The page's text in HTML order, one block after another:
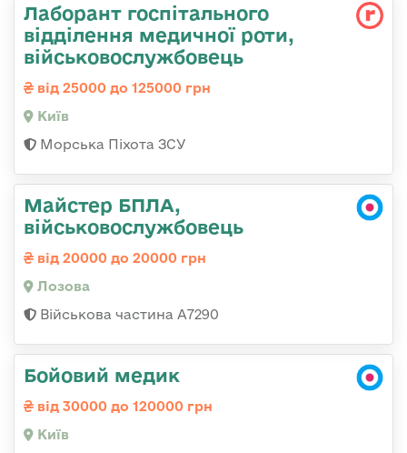
Лаборант госпітального
відділення медичної роти,
військовослужбовець
від 25000 до 125000 грн
Київ
Морська Піхота ЗСУ
Майстер БПЛА,
військовослужбовець
від 20000 до 20000 грн
Лозова
Військова частина А7290
Бойовий медик
від 30000 до 120000 грн
Київ